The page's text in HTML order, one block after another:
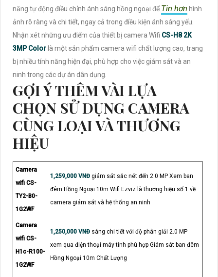
năng tự động điều chỉnh ánh sáng hồng ngoại đểTin hơn hình
ảnh rõ ràng và chi tiết, ngay cả trong điều kiện ánh sáng yếu.
Nhận xét những ưu điểm của thiết bị camera Wifi CS-H8 2K
3MP Color là một sản phẩm camera wifi chất lượng cao, trang
bị nhiều tính năng hiện đại, phù hợp cho việc giám sát và an
ninh trong các dự án dân dụng.
GỢI Ý THÊM VÀI LỰA
CHỌN SỬ DỤNG CAMERA
CÙNG LOẠI VÀ THƯƠNG
HIỆU
Camera
wifi CS-
TY2-B0-
1G2WF
1,259,000 VNĐ giám sát sắc nét đến 2.0 MP Xem ban
đêm Hồng Ngoại 10m Wifi Ezviz là thương hiệu số 1 về
camera giám sát và hệ thống an ninh
Camera
wifi CS-
H1c-R100-
1G2WF
1,250,000 VNĐ sáng chi tiết với độ phân giải 2.0 MP
xem qua điện thoại máy tính phù hợp Giám sát ban đêm
Hồng Ngoại 10m Chất Lượng